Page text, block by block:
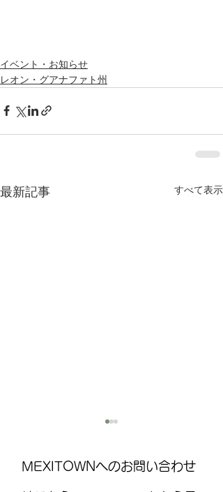
イベント・お知らせ
レオン・グアナファト州
最新記事 すべて表示
MEXITOWNへのお問い合わせ